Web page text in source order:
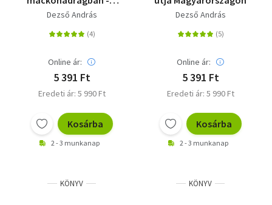
magyar szervezett
története a 70-es
Dezső András
Online ár:
5 391 Ft
Eredeti ár: 5 990 Ft
Kosárba
2 - 3 munkanap
Dezső András
Online ár:
5 391 Ft
Eredeti ár: 5 990 Ft
Kosárba
2 - 3 munkanap
KÖNYV KÖNYV